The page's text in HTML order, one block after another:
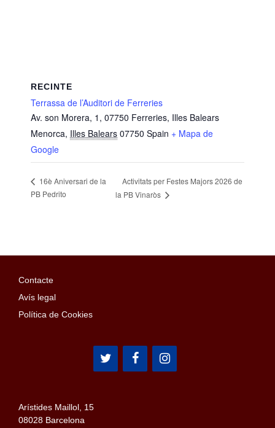
RECINTE
Terrassa de l’Auditori de Ferreries
Av. son Morera, 1, 07750 Ferreries, Illes Balears
Menorca, Illes Balears 07750 Spain + Mapa de
Google
16è Aniversari de la
PB Pedrito
Activitats per Festes Majors 2026 de
la PB Vinaròs
Contacte
Avís legal
Política de Cookies
Arístides Maillol, 15
08028 Barcelona